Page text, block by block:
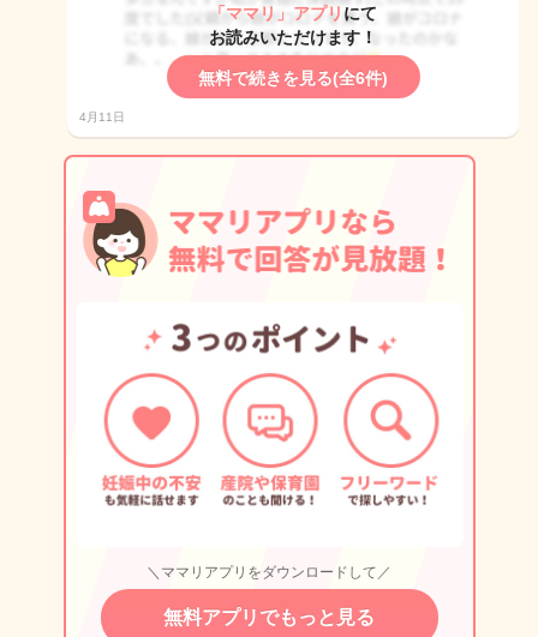
「ママリ」アプリ にて
お読みいただけます！
無料で続きを見る(全6件)
4月11日
＼ママリアプリをダウンロードして／
無料アプリでもっと見る